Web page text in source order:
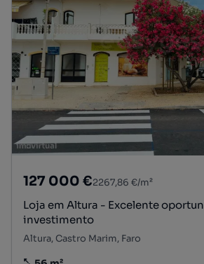
127 000 €2267,86 €/m²
Loja em Altura - Excelente
investimento
Altura, Castro Marim, Faro